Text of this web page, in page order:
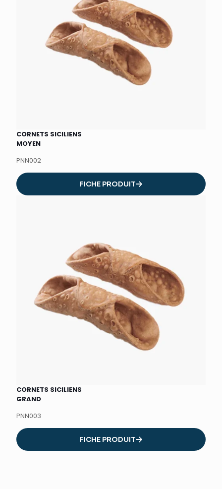
CORNETS SICILIENS
MOYEN
PNN002
FICHE PRODUIT
CORNETS SICILIENS
GRAND
PNN003
FICHE PRODUIT